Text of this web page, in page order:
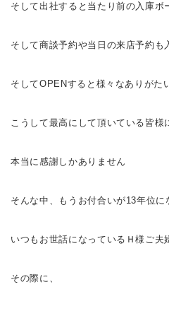
そして出社すると当たり前の入庫ボ
そして商談予約や当日の来店予約も
そしてOPENすると様々なありがた
こうして最高にして頂いている皆様
本当に感謝しかありません
そんな中、もうお付合いが13年位に
いつもお世話になっているＨ様ご夫
その際に、